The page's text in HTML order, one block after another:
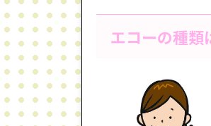
エコーの種類